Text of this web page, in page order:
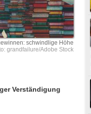
schwindlige Höhe
grandfailure/Adobe Stock
Verständigung